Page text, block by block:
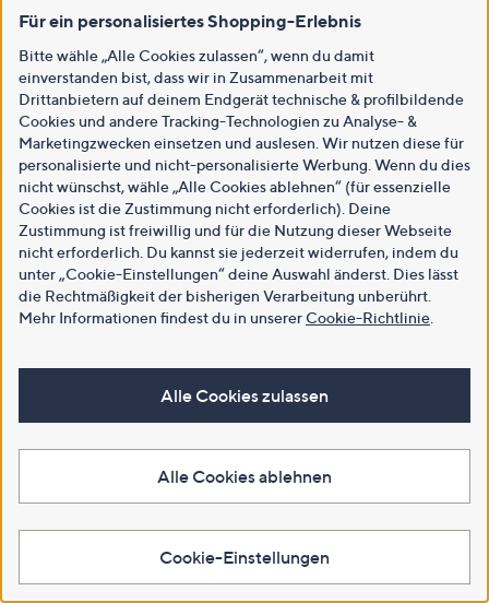
Für ein personalisiertes Shopping-Erlebnis
Bitte wähle „Alle Cookies zulassen“, wenn du damit
einverstanden bist, dass wir in Zusammenarbeit mit
Drittanbietern auf deinem Endgerät technische & profilbildende
Cookies und andere Tracking-Technologien zu Analyse- &
Marketingzwecken einsetzen und auslesen. Wir nutzen diese für
personalisierte und nicht-personalisierte Werbung. Wenn du dies
nicht wünschst, wähle „Alle Cookies ablehnen“ (für essenzielle
Cookies ist die Zustimmung nicht erforderlich). Deine
Zustimmung ist freiwillig und für die Nutzung dieser Webseite
nicht erforderlich. Du kannst sie jederzeit widerrufen, indem du
unter „Cookie-Einstellungen“ deine Auswahl änderst. Dies lässt
die Rechtmäßigkeit der bisherigen Verarbeitung unberührt.
Mehr Informationen findest du in unsererCookie-Richtlinie
Alle Cookies zulassen
Alle Cookies ablehnen
Cookie-Einstellungen